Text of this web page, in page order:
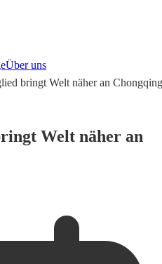
Über uns
bringt Welt näher an Chongqing
Welt näher an